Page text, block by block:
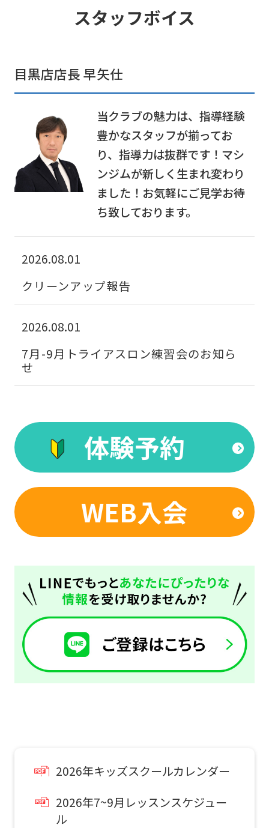
スタッフボイス
目黒店店長 早矢仕
当クラブの魅力は、指導経験
豊かなスタッフが揃ってお
り、指導力は抜群です！マシ
ンジムが新しく生まれ変わり
ました！お気軽にご見学お待
ち致しております。
2026.08.01
クリーンアップ報告
2026.08.01
7月-9月トライアスロン練習会のお知ら
せ
体験予約
WEB入会
2026年キッズスクールカレンダー
2026年7~9月レッスンスケジュー
ル
foreigners
Central
Sports
official
website
is
automatically
translated
below
to
return
to
the
top
page.
if
you
use
automatic
service,
this
website